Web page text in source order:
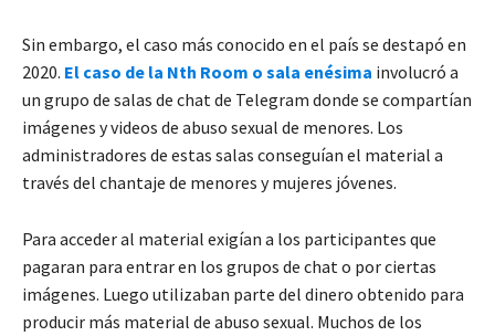
Sin embargo, el caso más conocido en el país se destapó en
2020. El caso de la Nth Room o sala enésima involucró a
un grupo de salas de chat de Telegram donde se compartían
imágenes y videos de abuso sexual de menores. Los
administradores de estas salas conseguían el material a
través del chantaje de menores y mujeres jóvenes.
Para acceder al material exigían a los participantes que
pagaran para entrar en los grupos de chat o por ciertas
imágenes. Luego utilizaban parte del dinero obtenido para
producir más material de abuso sexual. Muchos de los